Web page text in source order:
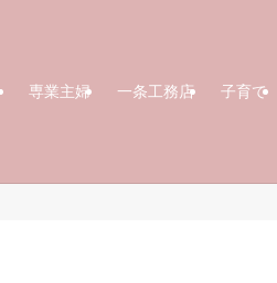
専業主婦 一条工務店 子育て